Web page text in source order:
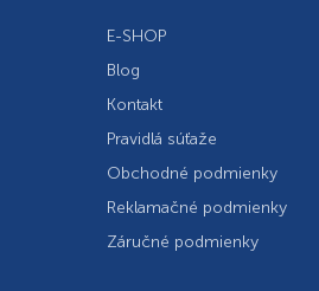
E-SHOP
Blog
Kontakt
Pravidlá súťaže
Obchodné podmienky
Reklamačné podmienky
Záručné podmienky